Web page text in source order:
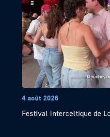
4 août 2026
Festival Interceltique de